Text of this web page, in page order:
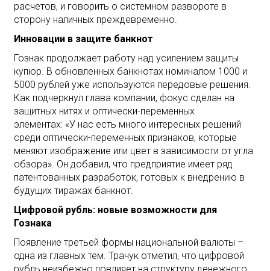
расчетов, и говорить о системном развороте в
сторону наличных преждевременно.
Инновации в защите банкнот
Гознак продолжает работу над усилением защиты
купюр. В обновленных банкнотах номиналом 1000 и
5000 рублей уже используются передовые решения.
Как подчеркнул глава компании, фокус сделан на
защитных нитях и оптически-переменных
элементах: «У нас есть много интересных решений
среди оптически-переменных признаков, которые
меняют изображение или цвет в зависимости от угла
обзора». Он добавил, что предприятие имеет ряд
патентованных разработок, готовых к внедрению в
будущих тиражах банкнот.
Цифровой рубль: новые возможности для
Гознака
Появление третьей формы национальной валюты –
одна из главных тем. Трачук отметил, что цифровой